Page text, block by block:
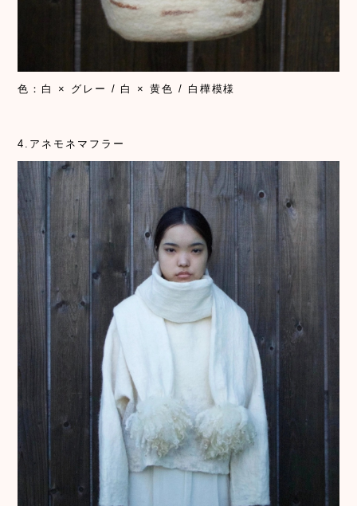
色：白 × グレー / 白 × 黄色 / 白樺模様
4.アネモネマフラー